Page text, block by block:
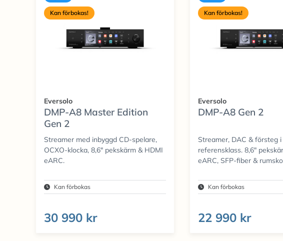
Kan förbokas!
Eversolo
DMP-A8 Master Edition
Gen 2
Streamer med inbyggd CD-spelare,
OCXO-klocka, 8,6" pekskärm & HDMI
eARC.
Kan förbokas
30 990 kr
Kan förbokas!
Eversolo
DMP-A8 Gen 2
Streamer, DAC & försteg i
referensklass. 8,6"
eARC, SFP-fiber &
Kan förbokas
22 990 kr